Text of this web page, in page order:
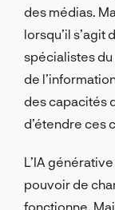
des médias.
lorsqu’il s’agit
spécialistes
de
des capacités
d’étendre ces
L’IA
pouvoir de
fonctionne.